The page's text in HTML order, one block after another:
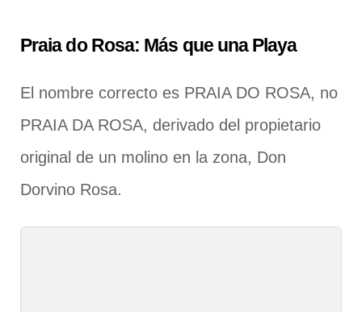
Praia do Rosa: Más que una Playa
El nombre correcto es PRAIA DO ROSA, no
PRAIA DA ROSA, derivado del propietario
original de un molino en la zona, Don
Dorvino Rosa.